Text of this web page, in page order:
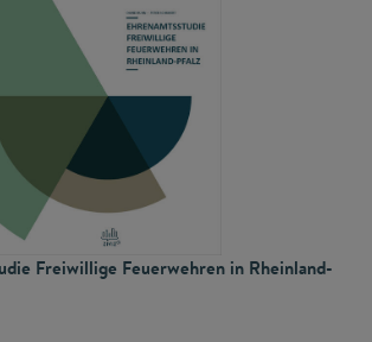
Freiwillige Feuerwehren in Rheinland-